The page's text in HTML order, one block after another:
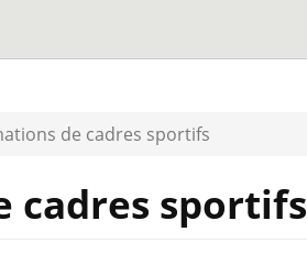
de cadres sportifs
cadres sportifs